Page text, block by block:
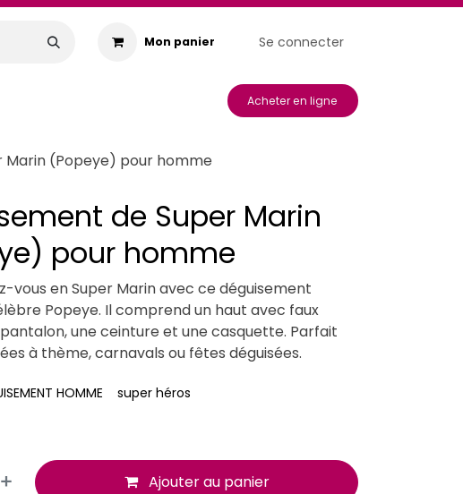
Mon panier Se connecter
Acheter en ligne
Marin (Popeye) pour homme
de Super Marin
pour homme
vous en Super Marin avec ce déguisement
Popeye. Il comprend un haut avec faux
une ceinture et une casquette. Parfait
à thème, carnavals ou fêtes déguisées.
HOMME super héros
Ajouter au panier